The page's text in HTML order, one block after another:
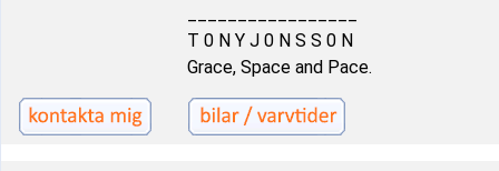
T 0 N Y J 0 N S S 0 N
Grace, Space and Pace.